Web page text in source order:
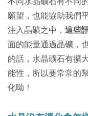
願望，也能協助我們
注入晶礦之中， 這些
面的能量通過晶礦，
的話， 水晶礦石有擴
能性，所以要常常的
化呦！